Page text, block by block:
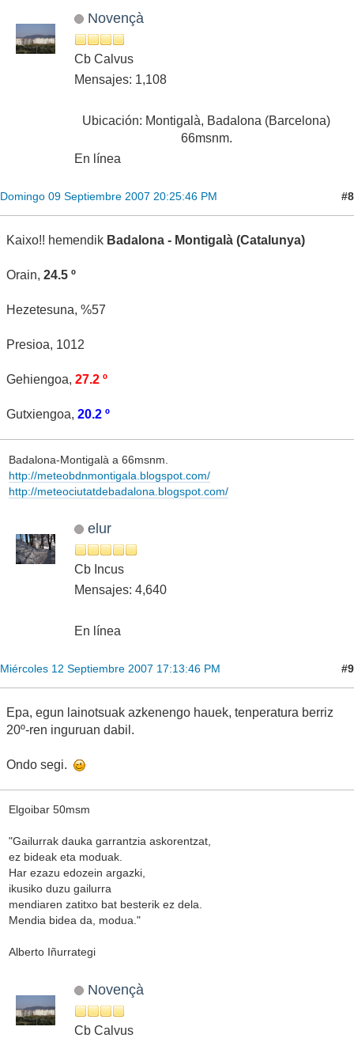
Novençà
Cb Calvus
Mensajes: 1,108
Ubicación: Montigalà, Badalona (Barcelona)
66msnm.
En línea
Domingo 09 Septiembre 2007 20:25:46 PM #8
Kaixo!! hemendik Badalona - Montigalà (Catalunya)
Orain, 24.5 º
Hezetesuna, %57
Presioa, 1012
Gehiengoa, 27.2 º
Gutxiengoa, 20.2 º
Badalona-Montigalà a 66msnm.
http://meteobdnmontigala.blogspot.com/
http://meteociutatdebadalona.blogspot.com/
elur
Cb Incus
Mensajes: 4,640
En línea
Miércoles 12 Septiembre 2007 17:13:46 PM #9
Epa, egun lainotsuak azkenengo hauek, tenperatura berriz
20º-ren inguruan dabil.
Ondo segi.
Elgoibar 50msm
"Gailurrak dauka garrantzia askorentzat,
ez bideak eta moduak.
Har ezazu edozein argazki,
ikusiko duzu gailurra
mendiaren zatitxo bat besterik ez dela.
Mendia bidea da, modua."
Alberto Iñurrategi
Novençà
Cb Calvus